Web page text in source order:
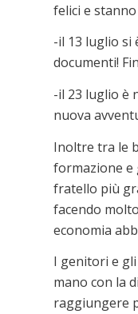
felici e
-il 13 luglio si
documenti!
-il 23 luglio è
nuova
Inoltre tra le
formazione e
fratello più
facendo
economia
I genitori e
mano con la
raggiungere